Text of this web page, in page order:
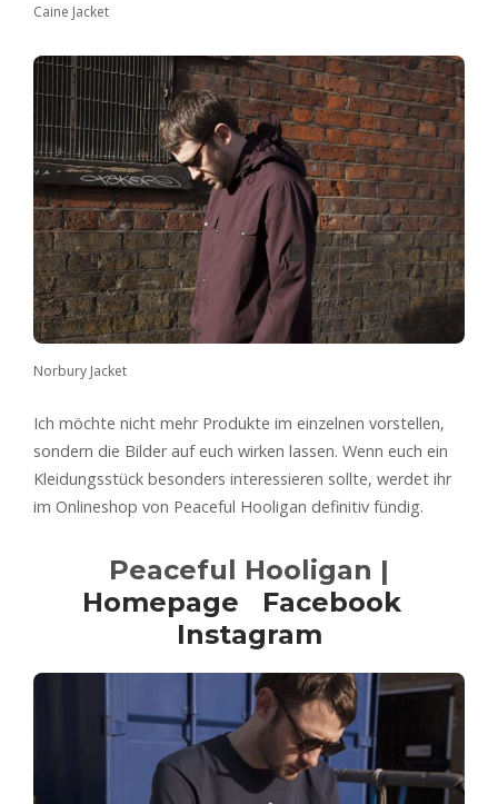
Caine Jacket
Norbury Jacket
Ich möchte nicht mehr Produkte im einzelnen vorstellen,
sondern die Bilder auf euch wirken lassen. Wenn euch ein
Kleidungsstück besonders interessieren sollte, werdet ihr
im Onlineshop von Peaceful Hooligan definitiv fündig.
Peaceful Hooligan |
Homepage
Facebook
Instagram